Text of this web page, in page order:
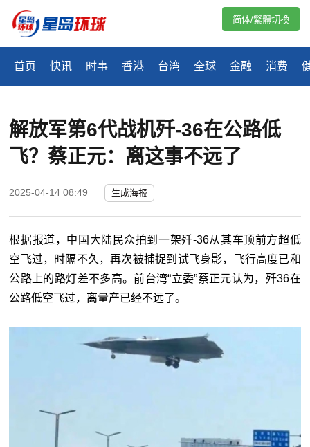
首页 快讯 时事 香港 台湾 全球 金融 消费
简体/繁體切換
解放军第6代战机歼-36在公路低
飞？蔡正元：离这事不远了
2025-04-14 08:49 生成海报
根据报道，中国大陆民众拍到一架歼-36从其车顶前方超低
空飞过，时隔不久，再次被捕捉到试飞身影，飞行高度已和
公路上的路灯差不多高。前台湾“立委”蔡正元认为，歼36在
公路低空飞过，离量产已经不远了。